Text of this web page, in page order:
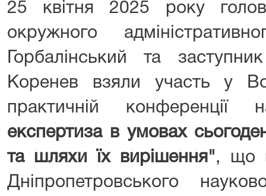
25 квітня 2025 року
окружного
Горбалінський та
Коренев взяли участь у
практичній
експертиза в умовах
та шляхи їх вирішення", що
Дніпропетровського